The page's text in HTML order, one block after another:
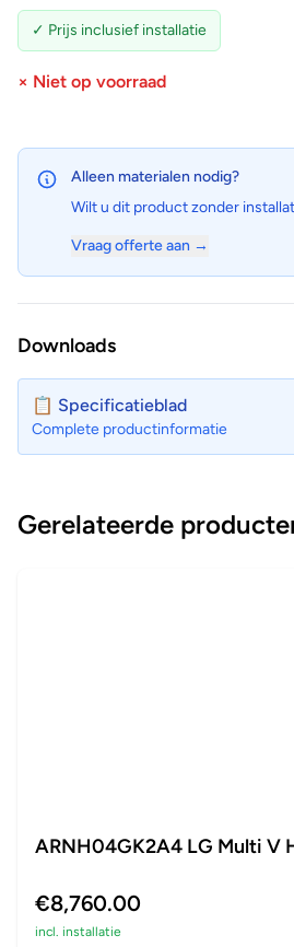
✓ Prijs inclusief installatie
× Niet op voorraad
Alleen materialen nodig?
Wilt u dit product zonder
Vraag offerte aan →
Downloads
📋 Specificatieblad
Complete productinformatie
Gerelateerde
ARNH04GK2A4 LG Multi V
€8,760.00
incl. installatie